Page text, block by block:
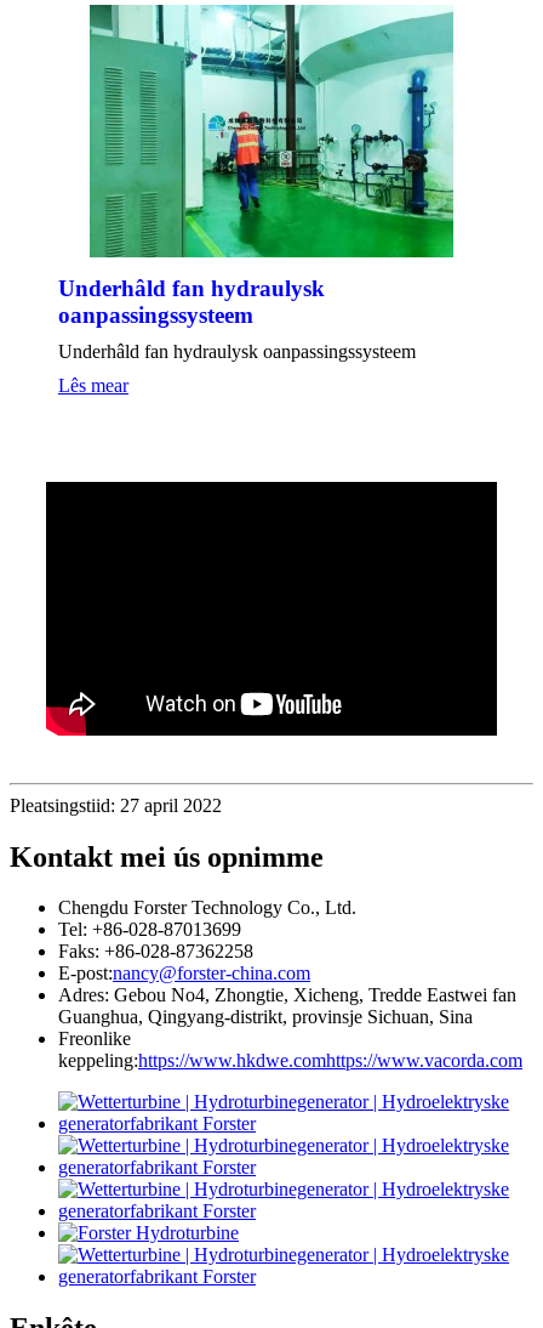
Underhâld fan hydraulysk
oanpassingssysteem
Underhâld fan hydraulysk oanpassingssysteem
Lês mear
Pleatsingstiid: 27 april 2022
Kontakt mei ús opnimme
Chengdu Forster Technology Co., Ltd.
Tel: +86-028-87013699
Faks: +86-028-87362258
E-post:nancy@forster-china.com
Adres: Gebou No4, Zhongtie, Xicheng, Tredde Eastwei fan
Guanghua, Qingyang-distrikt, provinsje Sichuan, Sina
Freonlike
keppeling:https://www.hkdwe.comhttps://www.vacorda.com